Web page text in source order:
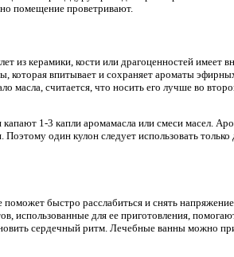
помещение проветривают.
из керамики, кости или драгоценностей имеет
которая впитывает и сохраняет ароматы
масла, считается, что носить его лучше во
капают 1-3 капли аромамасла или смеси масел.
один кулон следует использовать только
поможет быстро расслабиться и снять
использованные для ее приготовления,
сердечный ритм. Лечебные ванны можно